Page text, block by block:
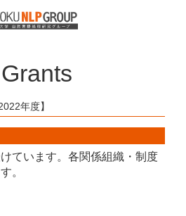
年度】
ています。各関係組織・制度
。